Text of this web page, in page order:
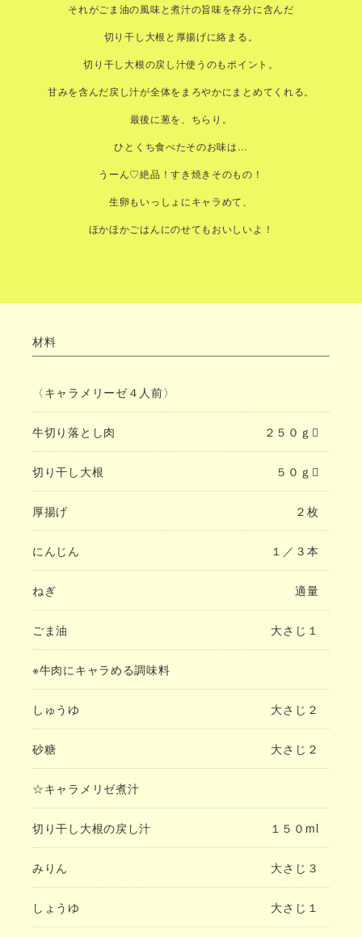
それがごま油の風味と煮汁の旨味を存分に含んだ
切り干し大根と厚揚げに絡まる。
切り干し大根の戻し汁使うのもポイント。
甘みを含んだ戻し汁が全体をまろやかにまとめてくれる。
最後に葱を、ちらり。
ひとくち食べたそのお味は…
うーん♡絶品！すき焼きそのもの！
生卵もいっしょにキャラめて、
ほかほかごはんにのせてもおいしいよ！
材料
〈キャラメリーゼ４人前〉
牛切り落とし肉 ２５０ｇ
切り干し大根 ５０ｇ
厚揚げ ２枚
にんじん １／３本
ねぎ 適量
ごま油 大さじ１
※牛肉にキャラめる調味料
しゅうゆ 大さじ２
砂糖 大さじ２
☆キャラメリゼ煮汁
切り干し大根の戻し汁 １５０ml
みりん 大さじ３
しょうゆ 大さじ１